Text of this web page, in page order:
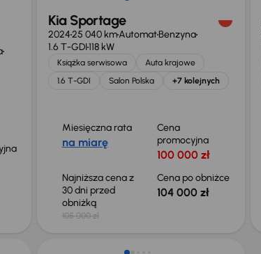
Kia Sportage
202425 040 kmAutomatBenzyna
1.6 T-GDI118 kW
Książka serwisowa
Auta krajowe
1.6 T-GDI
Salon Polska +7 kolejnych
Miesięczna rata
na miarę
Cena
promocyjna
100 000 zł
Najniższa cena z
30 dni przed
obniżką
105 000 zł
Cena po obniżce
104 000 zł